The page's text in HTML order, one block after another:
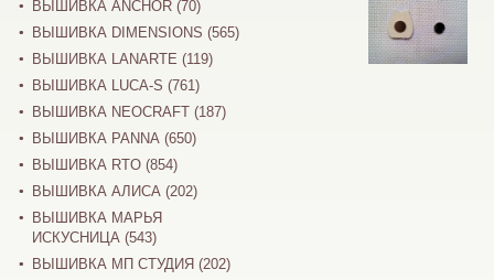
ВЫШИВКА ANCHOR (70)
ВЫШИВКА DIMENSIONS (565)
ВЫШИВКА LANARTE (119)
ВЫШИВКА LUCA-S (761)
ВЫШИВКА NEOCRAFT (187)
ВЫШИВКА PANNA (650)
ВЫШИВКА RTO (854)
ВЫШИВКА АЛИСА (202)
ВЫШИВКА МАРЬЯ
ИСКУСНИЦА (543)
ВЫШИВКА МП СТУДИЯ (202)